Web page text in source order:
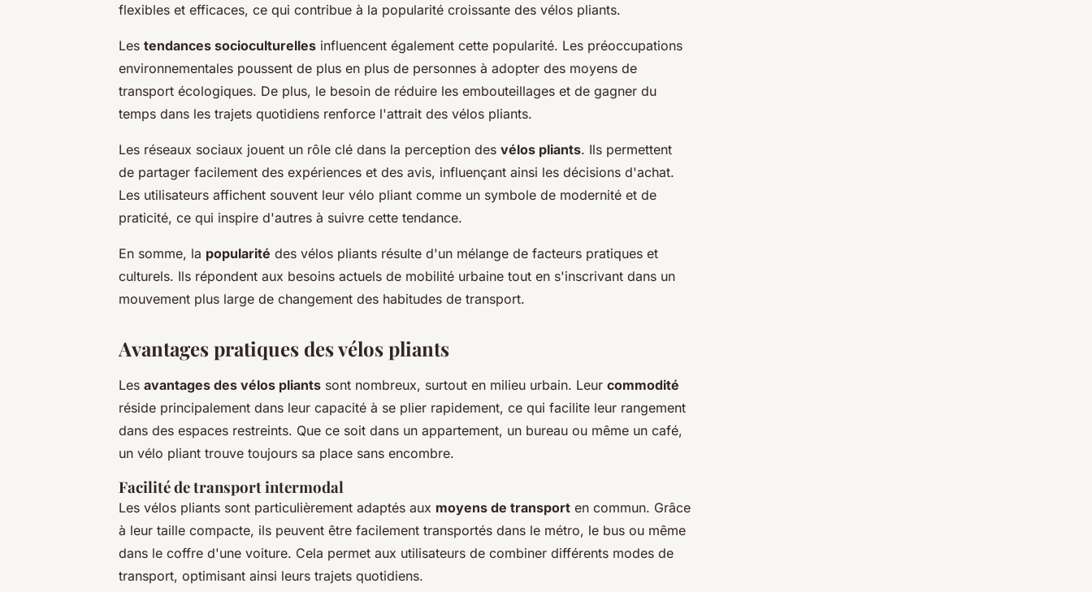
flexibles et efficaces, ce qui contribue à la popularité croissante des vélos pliants.
Les tendances socioculturelles influencent également cette popularité. Les préoccupations
environnementales poussent de plus en plus de personnes à adopter des moyens de
transport écologiques. De plus, le besoin de réduire les embouteillages et de gagner du
temps dans les trajets quotidiens renforce l'attrait des vélos pliants.
Les réseaux sociaux jouent un rôle clé dans la perception des vélos pliants. Ils permettent
de partager facilement des expériences et des avis, influençant ainsi les décisions d'achat.
Les utilisateurs affichent souvent leur vélo pliant comme un symbole de modernité et de
praticité, ce qui inspire d'autres à suivre cette tendance.
En somme, la popularité des vélos pliants résulte d'un mélange de facteurs pratiques et
culturels. Ils répondent aux besoins actuels de mobilité urbaine tout en s'inscrivant dans un
mouvement plus large de changement des habitudes de transport.
Avantages pratiques des vélos pliants
Les avantages des vélos pliants sont nombreux, surtout en milieu urbain. Leur commodité
réside principalement dans leur capacité à se plier rapidement, ce qui facilite leur rangement
dans des espaces restreints. Que ce soit dans un appartement, un bureau ou même un café,
un vélo pliant trouve toujours sa place sans encombre.
Facilité de transport intermodal
Les vélos pliants sont particulièrement adaptés aux moyens de transport en commun. Grâce
à leur taille compacte, ils peuvent être facilement transportés dans le métro, le bus ou même
dans le coffre d'une voiture. Cela permet aux utilisateurs de combiner différents modes de
transport, optimisant ainsi leurs trajets quotidiens.